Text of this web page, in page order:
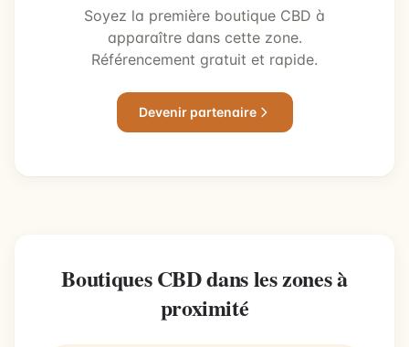
Soyez la première boutique CBD à
apparaître dans cette zone.
Référencement gratuit et rapide.
Devenir partenaire
Boutiques CBD dans les zones à
proximité